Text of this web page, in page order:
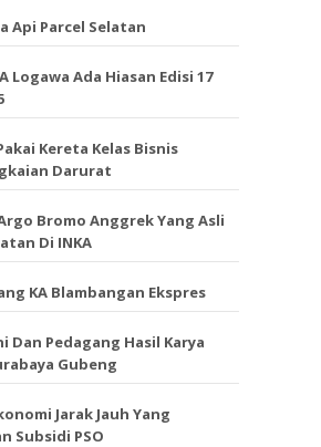
Api Parcel Selatan
Logawa Ada Hiasan Edisi 17
Kereta Kelas Bisnis
Darurat
Bromo Anggrek Yang Asli
Di INKA
KA Blambangan Ekspres
Dan Pedagang Hasil Karya
Gubeng
Jarak Jauh Yang
Subsidi PSO